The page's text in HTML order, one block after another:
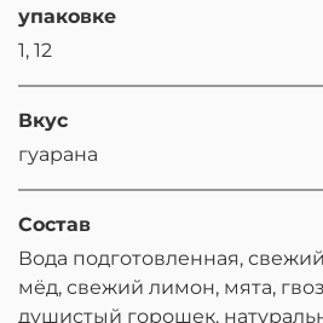
упаковке
1, 12
Вкус
гуарана
Состав
Вода подготовленная,
мёд, свежий лимон, мята,
душистый горошек,